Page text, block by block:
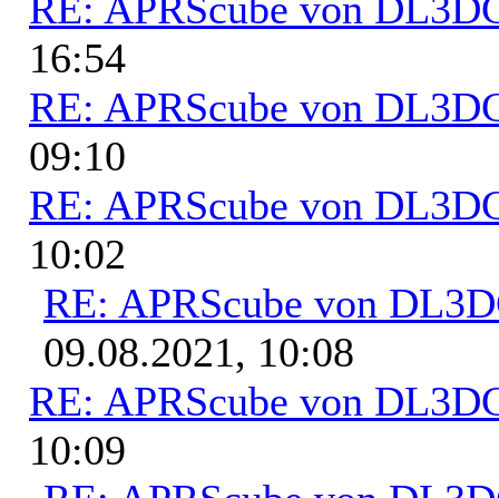
16:54
RE: APRScube von
09:10
RE: APRScube von
10:02
RE: APRScube von
09.08.2021, 10:08
RE: APRScube von
10:09